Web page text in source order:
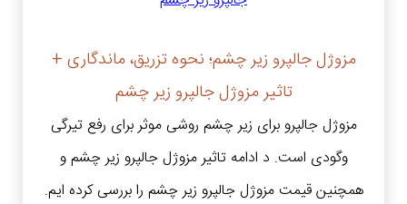
مزوژل جالپرو زیر چشم؛ نحوه تزریق، ماندگاری +
تاثیر مزوژل جالپرو زیر چشم
مزوژل جالپرو برای زیر چشم روشی موثر برای رفع تیرگی
وگودی است. د ادامه تاثیر مزوژل جالپرو زیر چشم و
همچنین قیمت مزوژل جالپرو زیر چشم را بررسی کرده ایم.